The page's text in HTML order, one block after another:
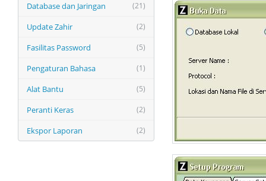
(21)
Database dan Jaringan
(2)
Update Zahir
(5)
Fasilitas Password
(1)
Pengaturan Bahasa
(5)
Alat Bantu
(2)
Peranti Keras
(2)
Ekspor Laporan